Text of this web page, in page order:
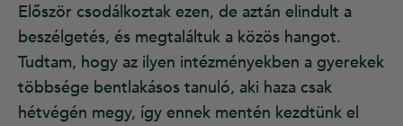
Először csodálkoztak ezen, de aztán elindult a
beszélgetés, és megtaláltuk a közös hangot.
Tudtam, hogy az ilyen intézményekben a gyerekek
többsége bentlakásos tanuló, aki haza csak
hétvégén megy, így ennek mentén kezdtünk el